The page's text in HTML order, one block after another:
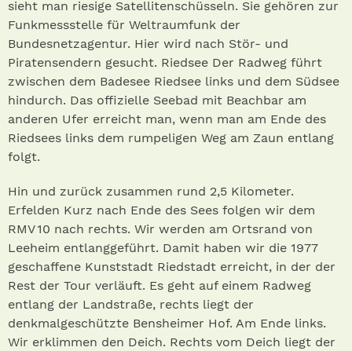
sieht man riesige Satellitenschüsseln. Sie gehören zur
Funkmessstelle für Weltraumfunk der
Bundesnetzagentur. Hier wird nach Stör- und
Piratensendern gesucht. Riedsee Der Radweg führt
zwischen dem Badesee Riedsee links und dem Südsee
hindurch. Das offizielle Seebad mit Beach­bar am
anderen Ufer erreicht man, wenn man am Ende des
Riedsees links dem rumpeligen Weg am Zaun entlang
folgt.
Hin und zurück zusammen rund 2,5 Kilometer.
Erfelden Kurz nach Ende des Sees folgen wir dem
RMV 10 nach rechts. Wir werden am Ortsrand von
Leeheim entlanggeführt. Damit haben wir die 1977
geschaffene Kunststadt Riedstadt erreicht, in der der
Rest der Tour verläuft. Es geht auf einem Radweg
entlang der Landstraße, rechts liegt der
denkmalgeschützte Bensheimer Hof. Am Ende links.
Wir erklimmen den Deich. Rechts vom Deich liegt der